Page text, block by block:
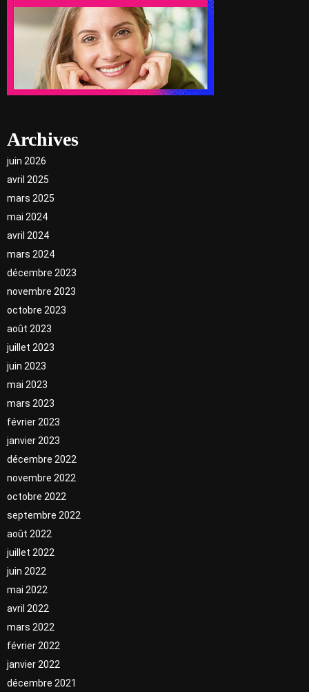
Archives
juin 2026
avril 2025
mars 2025
mai 2024
avril 2024
mars 2024
décembre 2023
novembre 2023
octobre 2023
août 2023
juillet 2023
juin 2023
mai 2023
mars 2023
février 2023
janvier 2023
décembre 2022
novembre 2022
octobre 2022
septembre 2022
août 2022
juillet 2022
juin 2022
mai 2022
avril 2022
mars 2022
février 2022
janvier 2022
décembre 2021